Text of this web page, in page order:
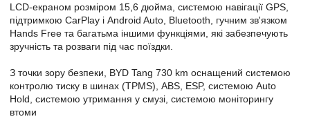
LCD-екраном розміром 15,6 дюйма, системою навігації GPS,
підтримкою CarPlay і Android Auto, Bluetooth, гучним зв'язком
Hands Free та багатьма іншими функціями, які забезпечують
зручність та розваги під час поїздки.
З точки зору безпеки, BYD Tang 730 km оснащений системою
контролю тиску в шинах (TPMS), ABS, ESP, системою Auto
Hold, системою утримання у смузі, системою моніторингу
втоми